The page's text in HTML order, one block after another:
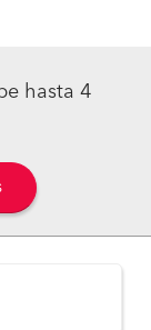
hasta 4